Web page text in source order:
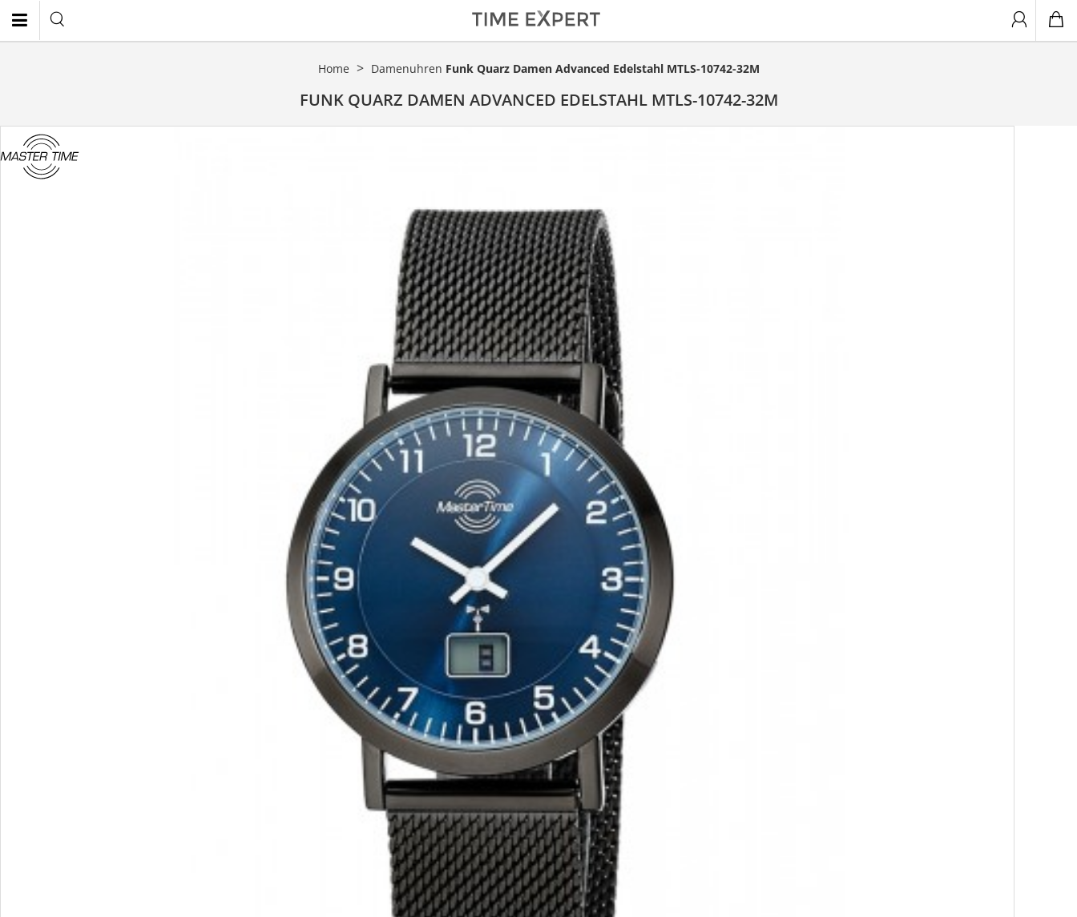
Home Damenuhren Funk Quarz Damen Advanced Edelstahl MTLS-10742-32M
FUNK QUARZ DAMEN ADVANCED EDELSTAHL MTLS-10742-32M